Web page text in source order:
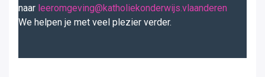
naar leeromgeving@katholiekonderwijs.vlaanderen
We helpen je met veel plezier verder.